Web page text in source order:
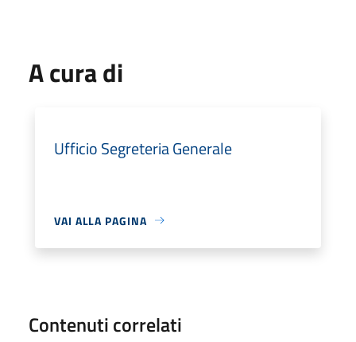
A cura di
Ufficio Segreteria Generale
VAI ALLA PAGINA
Contenuti correlati